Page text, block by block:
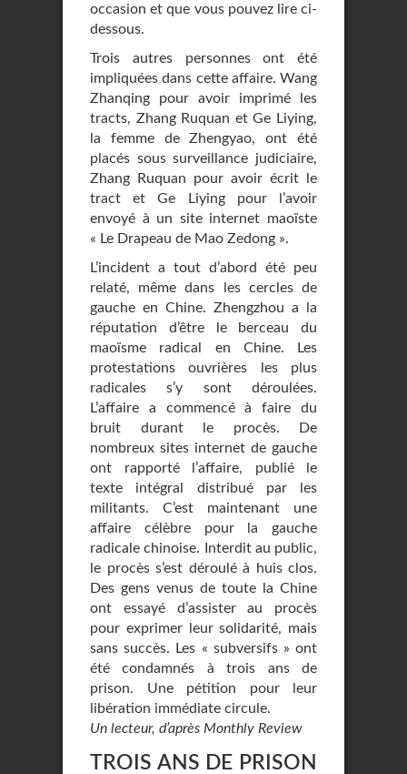
occasion et que vous pouvez lire ci-
dessous.
Trois autres personnes ont été
impliquées dans cette affaire. Wang
Zhanqing pour avoir imprimé les
tracts, Zhang Ruquan et Ge Liying,
la femme de Zhengyao, ont été
placés sous surveillance judiciaire,
Zhang Ruquan pour avoir écrit le
tract et Ge Liying pour l’avoir
envoyé à un site internet maoïste
« Le Drapeau de Mao Zedong ».
L’incident a tout d’abord été peu
relaté, même dans les cercles de
gauche en Chine. Zhengzhou a la
réputation d’être le berceau du
maoïsme radical en Chine. Les
protestations ouvrières les plus
radicales s’y sont déroulées.
L’affaire a commencé à faire du
bruit durant le procès. De
nombreux sites internet de gauche
ont rapporté l’affaire, publié le
texte intégral distribué par les
militants. C’est maintenant une
affaire célèbre pour la gauche
radicale chinoise. Interdit au public,
le procès s’est déroulé à huis clos.
Des gens venus de toute la Chine
ont essayé d’assister au procès
pour exprimer leur solidarité, mais
sans succès. Les « subversifs » ont
été condamnés à trois ans de
prison. Une pétition pour leur
libération immédiate circule.
Un lecteur, d’après Monthly Review
TROIS ANS DE PRISON